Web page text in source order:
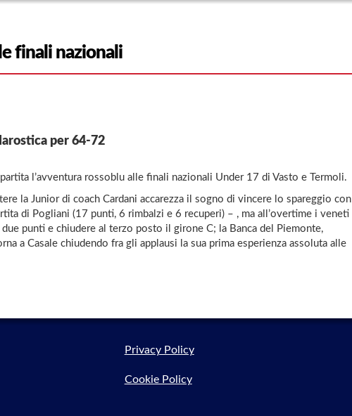
finali nazionali
per 64-72
l’avventura rossoblu alle finali nazionali Under 17 di Vasto e Termoli.
la Junior di coach Cardani accarezza il sogno di vincere lo spareggio con
di Pogliani (17 punti, 6 rimbalzi e 6 recuperi) – , ma all’overtime i veneti
punti e chiudere al terzo posto il girone C; la Banca del Piemonte,
a Casale chiudendo fra gli applausi la sua prima esperienza assoluta alle
Privacy Policy
Cookie Policy